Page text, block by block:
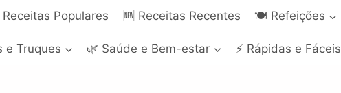
Receitas Populares 🆕 Receitas Recentes 🍽️ Refeições
e Truques 🌿 Saúde e Bem-estar ⚡ Rápidas e Fáceis